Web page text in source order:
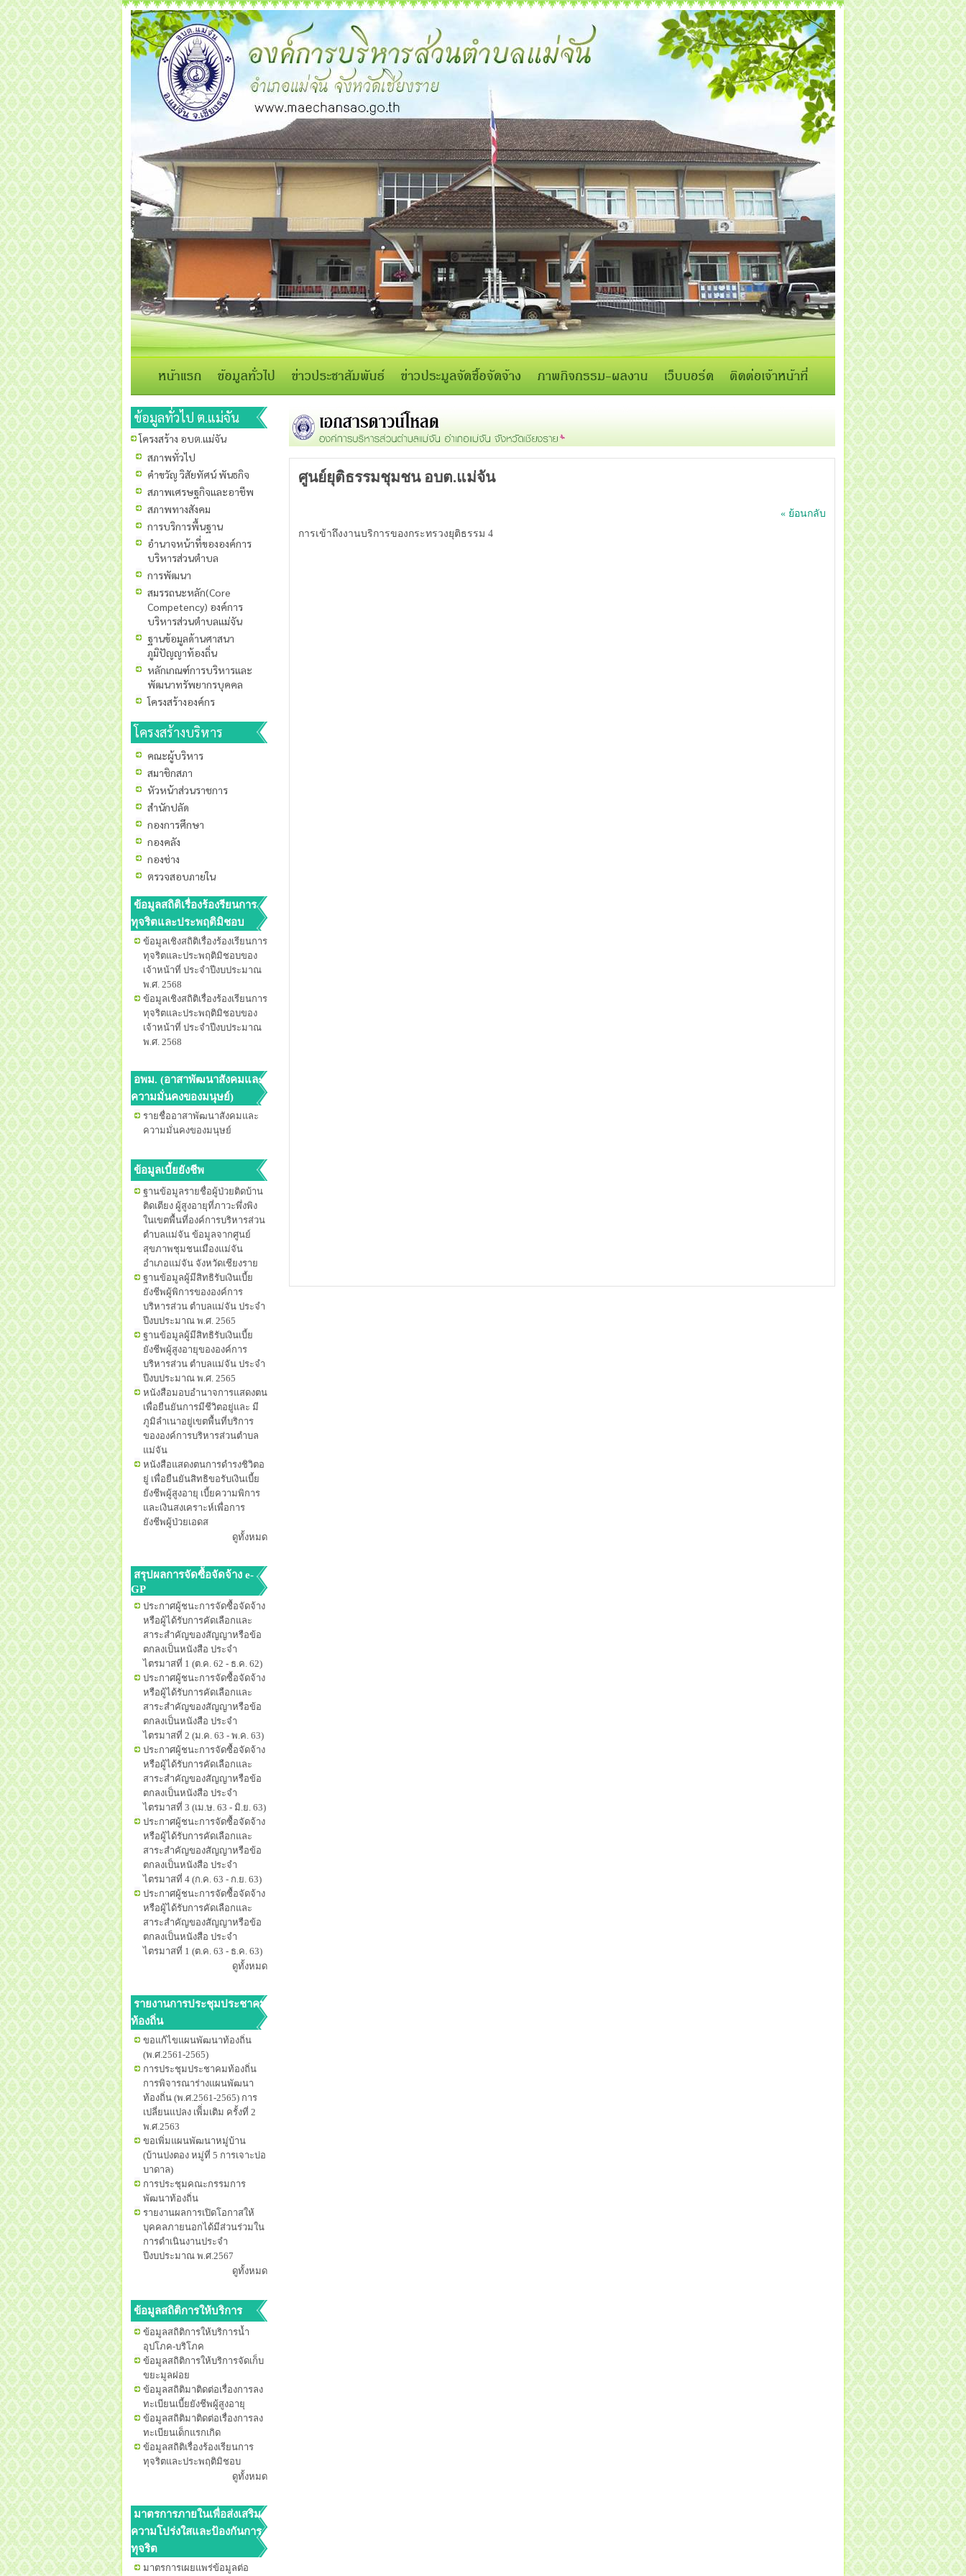
ข้อมูลทั่วไป ต.แม่จัน
โครงสร้าง อบต.แม่จัน
สภาพทั่วไป
คำขวัญ วิสัยทัศน์ พันธกิจ
สภาพเศรษฐกิจและอาชีพ
สภาพทางสังคม
การบริการพื้นฐาน
อำนาจหน้าที่ขององค์การ
บริหารส่วนตำบล
การพัฒนา
สมรรถนะหลัก(Core
Competency) องค์การ
บริหารส่วนตำบลแม่จัน
ฐานข้อมูลด้านศาสนา
ภูมิปัญญาท้องถิ่น
หลักเกณฑ์การบริหารและ
พัฒนาทรัพยากรบุคคล
โครงสร้างองค์กร
โครงสร้างบริหาร
คณะผู้บริหาร
สมาชิกสภา
หัวหน้าส่วนราชการ
สำนักปลัด
กองการศึกษา
กองคลัง
กองช่าง
ตรวจสอบภายใน
ข้อมูลสถิติเรื่องร้องรียนการ
ทุจริตและประพฤติมิชอบ
ข้อมูลเชิงสถิติเรื่องร้องเรียนการ
ทุจริตและประพฤติมิชอบของ
เจ้าหน้าที่ ประจำปีงบประมาณ
พ.ศ. 2568
ข้อมูลเชิงสถิติเรื่องร้องเรียนการ
ทุจริตและประพฤติมิชอบของ
เจ้าหน้าที่ ประจำปีงบประมาณ
พ.ศ. 2568
อพม. (อาสาพัฒนาสังคมและ
ความมั่นคงของมนุษย์)
รายชื่ออาสาพัฒนาสังคมและ
ความมั่นคงของมนุษย์
ข้อมูลเบี้ยยังชีพ
ฐานข้อมูลรายชื่อผู้ป่วยติดบ้าน
ติดเตียง ผู้สูงอายุที่ภาวะพึ่งพิง
ในเขตพื้นที่องค์การบริหารส่วน
ตำบลแม่จัน ข้อมูลจากศูนย์
สุขภาพชุมชนเมืองแม่จัน
อำเภอแม่จัน จังหวัดเชียงราย
ฐานข้อมูลผู้มีสิทธิรับเงินเบี้ย
ยังชีพผู้พิการขององค์การ
บริหารส่วน ตำบลแม่จัน ประจำ
ปีงบประมาณ พ.ศ. 2565
ฐานข้อมูลผู้มีสิทธิรับเงินเบี้ย
ยังชีพผู้สูงอายุขององค์การ
บริหารส่วน ตำบลแม่จัน ประจำ
ปีงบประมาณ พ.ศ. 2565
หนังสือมอบอำนาจการแสดงตน
เพื่อยืนยันการมีชีวิตอยู่และ มี
ภูมิลำเนาอยู่เขตพื้นที่บริการ
ขององค์การบริหารส่วนตำบล
แม่จัน
หนังสือแสดงตนการดำรงชิวิตอ
ยู่ เพื่อยืนยันสิทธิขอรับเงินเบี้ย
ยังชีพผู้สูงอายุ เบี้ยความพิการ
และเงินสงเคราะห์เพื่อการ
ยังชีพผู้ป่วยเอดส
ดูทั้งหมด
สรุปผลการจัดซื้อจัดจ้าง e-
GP
ประกาศผู้ชนะการจัดซื้อจัดจ้าง
หรือผู้ได้รับการคัดเลือกและ
สาระสำคัญของสัญญาหรือข้อ
ตกลงเป็นหนังสือ ประจำ
ไตรมาสที่ 1 (ต.ค. 62 - ธ.ค. 62)
ประกาศผู้ชนะการจัดซื้อจัดจ้าง
หรือผู้ได้รับการคัดเลือกและ
สาระสำคัญของสัญญาหรือข้อ
ตกลงเป็นหนังสือ ประจำ
ไตรมาสที่ 2 (ม.ค. 63 - พ.ค. 63)
ประกาศผู้ชนะการจัดซื้อจัดจ้าง
หรือผู้ได้รับการคัดเลือกและ
สาระสำคัญของสัญญาหรือข้อ
ตกลงเป็นหนังสือ ประจำ
ไตรมาสที่ 3 (เม.ษ. 63 - มิ.ย. 63)
ประกาศผู้ชนะการจัดซื้อจัดจ้าง
หรือผู้ได้รับการคัดเลือกและ
สาระสำคัญของสัญญาหรือข้อ
ตกลงเป็นหนังสือ ประจำ
ไตรมาสที่ 4 (ก.ค. 63 - ก.ย. 63)
ประกาศผู้ชนะการจัดซื้อจัดจ้าง
หรือผู้ได้รับการคัดเลือกและ
สาระสำคัญของสัญญาหรือข้อ
ตกลงเป็นหนังสือ ประจำ
ไตรมาสที่ 1 (ต.ค. 63 - ธ.ค. 63)
ดูทั้งหมด
รายงานการประชุมประชาคม
ท้องถิ่น
ขอแก้ไขแผนพัฒนาท้องถิ่น
(พ.ศ.2561-2565)
การประชุมประชาคมท้องถิ่น
การพิจารณาร่างแผนพัฒนา
ท้องถิ่น (พ.ศ.2561-2565) การ
เปลี่ยนแปลง เพิิ่มเติม ครั้งที่ 2
พ.ศ.2563
ขอเพิ่มแผนพัฒนาหมู่บ้าน
(บ้านปงตอง หมู่ที่ 5 การเจาะบ่อ
บาดาล)
การประชุมคณะกรรมการ
พัฒนาท้องถิ่น
รายงานผลการเปิดโอกาสให้
บุคคลภายนอกได้มีส่วนร่วมใน
การดำเนินงานประจำ
ปีงบประมาณ พ.ศ.2567
ดูทั้งหมด
ข้อมูลสถิติการให้บริการ
ข้อมูลสถิติการให้บริการน้ำ
อุปโภค-บริโภค
ข้อมูลสถิติการให้บริการจัดเก็บ
ขยะมูลฝอย
ข้อมูลสถิติมาติดต่อเรื่องการลง
ทะเบียนเบี้ยยังชีพผู้สูงอายุ
ข้อมูลสถิติมาติดต่อเรื่องการลง
ทะเบียนเด็กแรกเกิด
ข้อมูลสถิติเรื่องร้องเรียนการ
ทุจริตและประพฤติมิชอบ
ดูทั้งหมด
มาตรการภายในเพื่อส่งเสริม
ความโปร่งใสและป้องกันการ
ทุจริต
มาตรการเผยแพร่ข้อมูลต่อ
ศูนย์ยุติธรรมชุมชน อบต.แม่จัน
« ย้อนกลับ
การเข้าถึงงานบริการของกระทรวงยุติธรรม 4